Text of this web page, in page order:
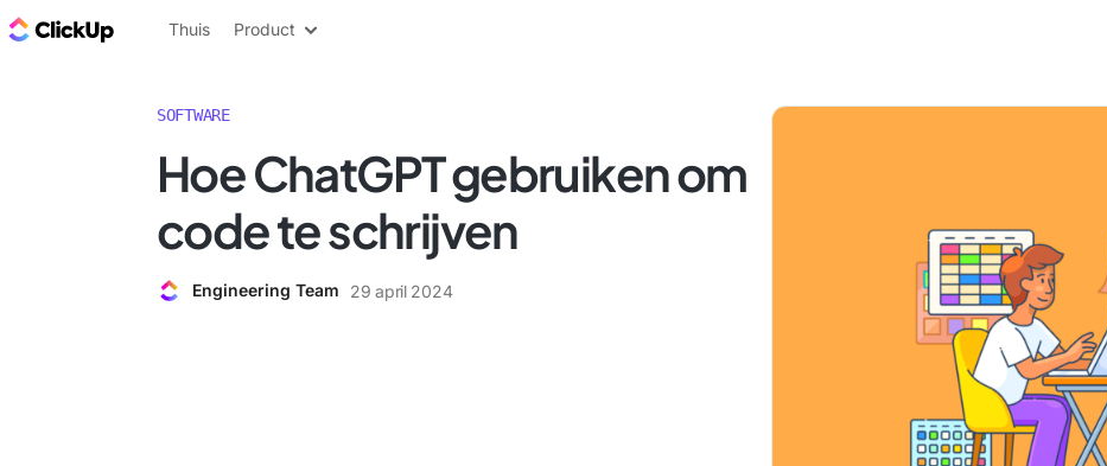
ClickUp Blog
Thuis Product
SOFTWARE
Hoe ChatGPT gebruiken om
code te schrijven
Engineering Team 29 april 2024